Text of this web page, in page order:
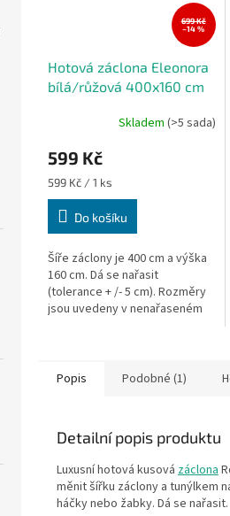
699 Kč
–14 %
Hotová záclona Eleonora
bílá/růžová 400x160 cm
Skladem (>5 sada)
599 Kč
Měrná
cena:
599 Kč / 1 ks
Do košíku
Šíře záclony je 400 cm a výška
160 cm. Dá se nařasit
(tolerance + /- 5 cm). Rozměry
jsou uvedeny v nenařaseném
Popis Podobné (1)
Detailní popis produktu
Luxusní hotová kusová záclona
měnit šířku záclony a tunýlkem
háčky nebo žabky. Dá se nařasit.